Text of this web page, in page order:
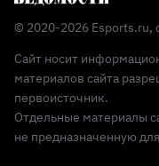
© 2020-2026 Esports.ru,
Сайт носит
материалов сайта
первоисточник.
Отдельные материалы
не предназначенную